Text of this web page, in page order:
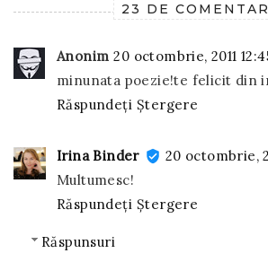
23 DE
Anonim 20 octombrie, 2011
minunata poezie!te felicit din
Răspundeți Ștergere
Irina Binder
20 octombrie,
Multumesc!
Răspundeți Ștergere
Răspunsuri